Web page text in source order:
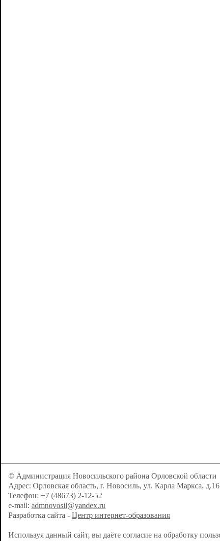
© Администрация Новосильского района Орловской области
Адрес: Орловская область, г. Новосиль, ул. Карла Маркса, д.16
Телефон: +7 (48673) 2-12-52
e-mail: admnovosil@yandex.ru
Разработка сайта - Центр интернет-образования
Используя данный сайт, вы даёте согласие на обработку